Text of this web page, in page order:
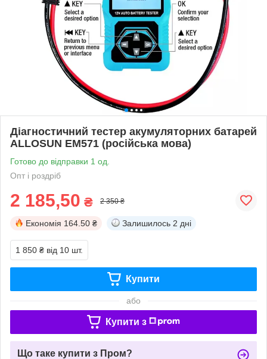
Діагностичний тестер акумуляторних батарей
ALLOSUN EM571 (російська мова)
Готово до відправки 1 од.
Опт і роздріб
2 185,50 ₴ 2 350 ₴
Економія 164.50 ₴ Залишилось 2 дні
1 850 ₴ від 10 шт.
Купити
або
Купити з
Що таке купити з Пром?